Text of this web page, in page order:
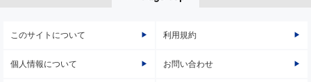
このサイトについて 利用規約
個人情報について お問い合わせ